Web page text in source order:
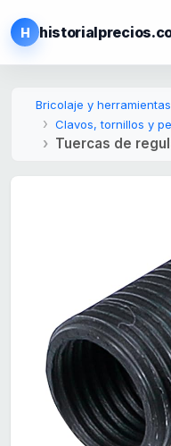
H
Bricolaje y herramientas
Clavos, tornillos y
Tuercas de